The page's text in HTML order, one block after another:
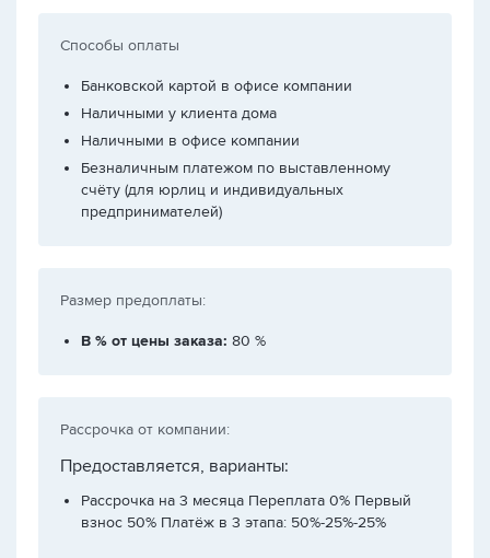
Способы оплаты
Банковской картой в офисе компании
Наличными у клиента дома
Наличными в офисе компании
Безналичным платежом по выставленному
счёту (для юрлиц и индивидуальных
предпринимателей)
Размер предоплаты:
В % от цены заказа: 80 %
Рассрочка от компании:
Предоставляется, варианты:
Рассрочка на 3 месяца Переплата 0% Первый
взнос 50% Платёж в 3 этапа: 50%-25%-25%